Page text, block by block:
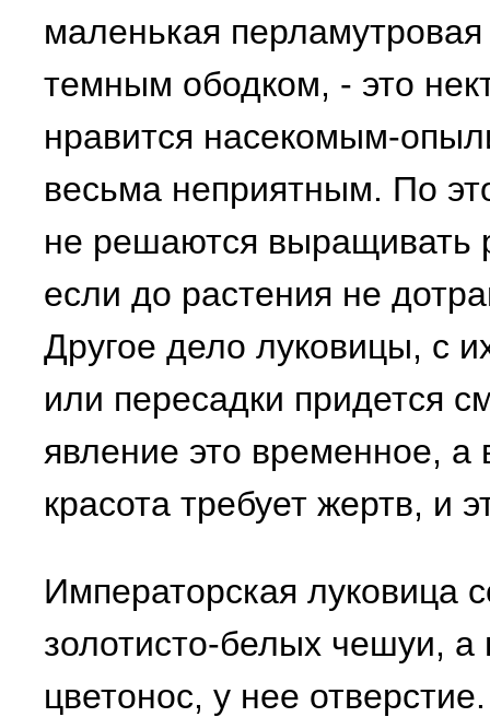
маленькая
темным ободком, - это
нравится насекомым-
весьма неприятным. По
не решаются выращивать
если до растения не
Другое дело луковицы, с
или пересадки придется
явление это временное,
красота требует жертв, и
Императорская луковица
золотисто-белых чешуи,
цветонос, у нее